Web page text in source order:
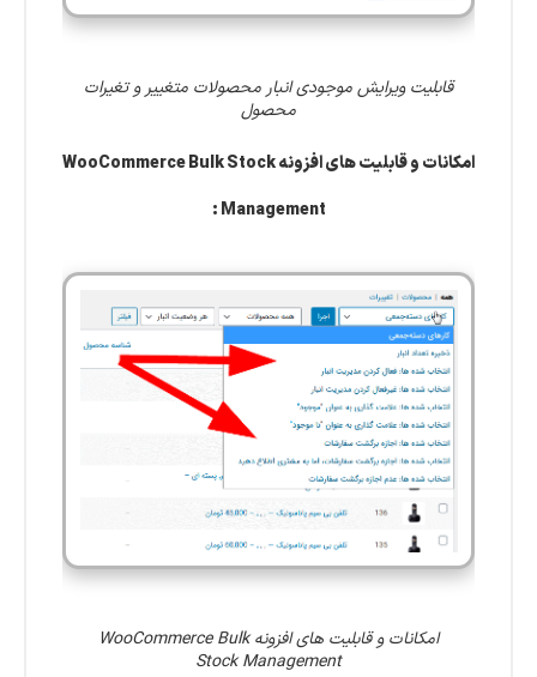
قابلیت ویرایش موجودی انبار محصولات متغییر و تغیرات
محصول
امکانات و قابلیت های افزونه WooCommerce Bulk Stock
Management :
امکانات و قابلیت های افزونه WooCommerce Bulk
Stock Management